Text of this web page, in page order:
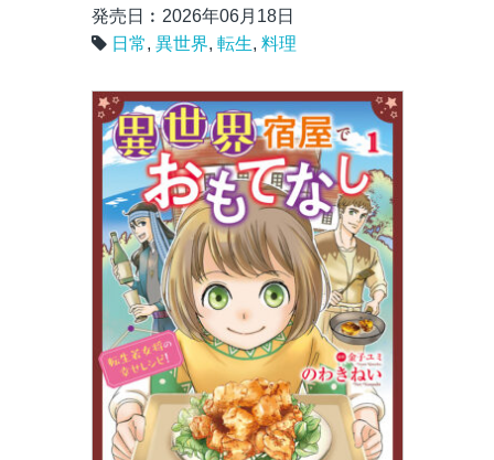
発売日︰2026年06月18日
日常, 異世界, 転生, 料理